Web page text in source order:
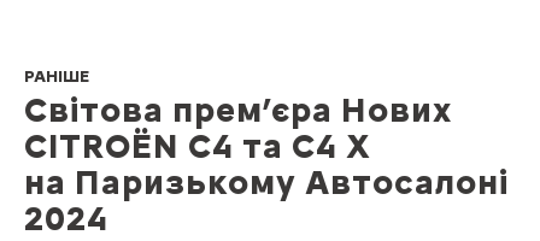
РАНІШЕ
Світова прем’єра Нових
CITROЁN С4 та С4 Х
на Паризькому Автосалоні
2024